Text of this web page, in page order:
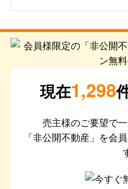
現在1,298
売主様のご要望で
「非公開不動産」を会